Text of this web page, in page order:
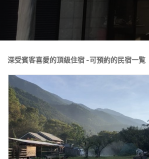
深受賓客喜愛的頂級住宿 -可預約的民宿一覧